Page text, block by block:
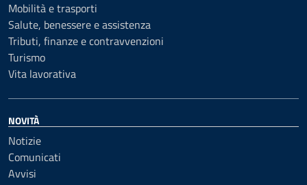
Mobilità e trasporti
Salute, benessere e assistenza
Tributi, finanze e contravvenzioni
Turismo
Vita lavorativa
NOVITÀ
Notizie
Comunicati
Avvisi